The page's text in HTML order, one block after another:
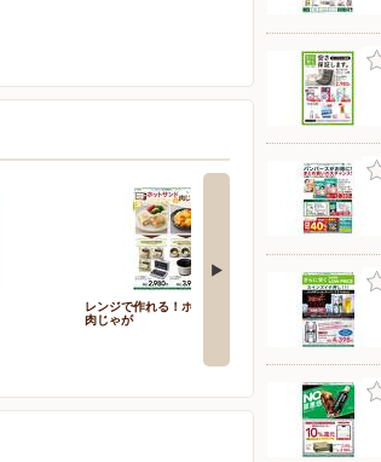
レンジで作れる！ホットサンド＆
肉じゃが
黄金ラガー